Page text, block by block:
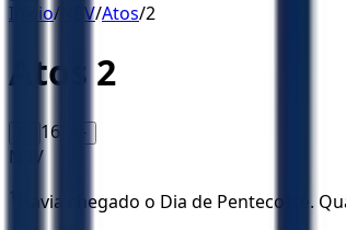
Início/ NBV/Atos/2
Atos 2
16 A+
NBV
1 Havia chegado o Dia de Pentecoste.